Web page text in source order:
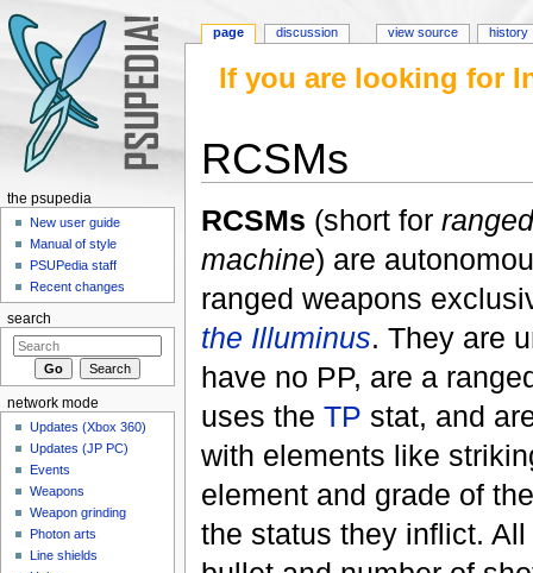
If you are looking for
RCSMs
RCSMs (short for
machine) are
ranged weapons
the Illuminus. They are
have no PP, are a
uses the TP stat, and
with elements like
element and grade of
the status they inflict.
page discussion view source history
the psupedia
New user guide
Manual of style
PSUPedia staff
Recent changes
search
network mode
Updates (Xbox 360)
Updates (JP PC)
Events
Weapons
Weapon grinding
Photon arts
Line shields